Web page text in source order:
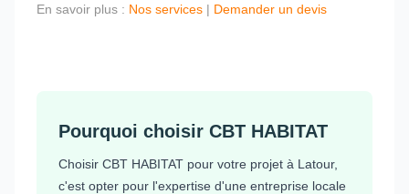
En savoir plus : Nos services | Demander un devis
Pourquoi choisir CBT HABITAT
Choisir CBT HABITAT pour votre projet à Latour,
c'est opter pour l'expertise d'une entreprise locale